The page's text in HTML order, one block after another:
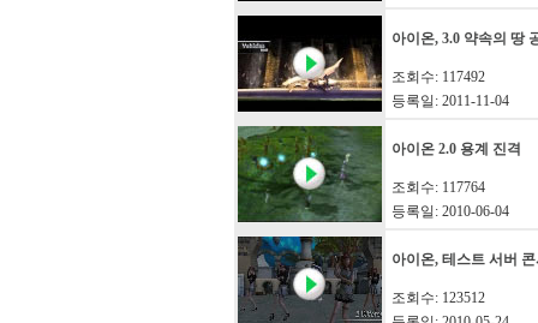
아이온, 3.0 약속의 땅
조회수: 117492
등록일: 2011-11-04
아이온 2.0 용계 진격
조회수: 117764
등록일: 2010-06-04
아이온, 테스트 서버
조회수: 123512